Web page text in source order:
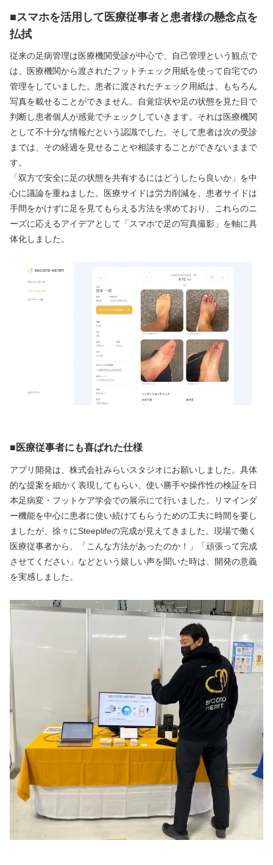
■スマホを活用して医療従事者と患者様の懸念点を
払拭
従来の足病管理は医療機関受診が中心で、自己管理という観点で
は、医療機関から渡されたフットチェック用紙を使って自宅での
管理をしていました。患者に渡されたチェック用紙は、もちろん
写真を載せることができません。自覚症状や足の状態を見た目で
判断し患者個人が感覚でチェックしていきます。それは医療機関
として不十分な情報だという認識でした。そして患者は次の受診
までは、その経過を見せることや相談することができないままで
す。
「双方で安全に足の状態を共有するにはどうしたら良いか」を中
心に議論を重ねました。医療サイドは労力削減を、患者サイドは
手間をかけずに足を見てもらえる方法を求めており、これらのニ
ーズに応えるアイデアとして「スマホで足の写真撮影」を軸に具
体化しました。
■ 医療従事者にも喜ばれた仕様
アプリ開発は、株式会社みらいスタジオにお願いしました。具体
的な提案を細かく表現してもらい、使い勝手や操作性の検証を日
本足病変・フットケア学会での展示にて行いました。リマインダ
ー機能を中心に患者に使い続けてもらうための工夫に時間を要し
ましたが、徐々にSteeplifeの完成が見えてきました。現場で働く
医療従事者から、「こんな方法があったのか！」「頑張って完成
させてください」などという嬉しい声を聞いた時は、開発の意義
を実感しました。